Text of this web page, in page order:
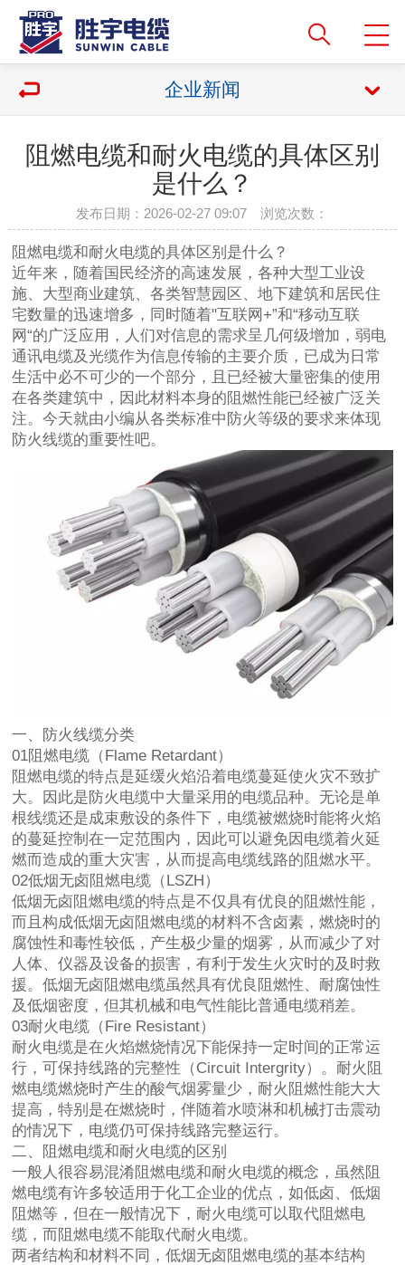
企业新闻
阻燃电缆和耐火电缆的具体区别
是什么？
发布日期：2026-02-27 09:07 浏览次数：
阻燃电缆和耐火电缆的具体区别是什么？
近年来，随着国民经济的高速发展，各种大型工业设
施、大型商业建筑、各类智慧园区、地下建筑和居民住
宅数量的迅速增多，同时随着"互联网+”和“移动互联
网“的广泛应用，人们对信息的需求呈几何级增加，弱电
通讯电缆及光缆作为信息传输的主要介质，已成为日常
生活中必不可少的一个部分，且已经被大量密集的使用
在各类建筑中，因此材料本身的阻燃性能已经被广泛关
注。今天就由小编从各类标准中防火等级的要求来体现
防火线缆的重要性吧。
一、防火线缆分类
01阻燃电缆（Flame Retardant）
阻燃电缆的特点是延缓火焰沿着电缆蔓延使火灾不致扩
大。因此是防火电缆中大量采用的电缆品种。无论是单
根线缆还是成束敷设的条件下，电缆被燃烧时能将火焰
的蔓延控制在一定范围内，因此可以避免因电缆着火延
燃而造成的重大灾害，从而提高电缆线路的阻燃水平。
02低烟无卤阻燃电缆（LSZH）
低烟无卤阻燃电缆的特点是不仅具有优良的阻燃性能，
而且构成低烟无卤阻燃电缆的材料不含卤素，燃烧时的
腐蚀性和毒性较低，产生极少量的烟雾，从而减少了对
人体、仪器及设备的损害，有利于发生火灾时的及时救
援。低烟无卤阻燃电缆虽然具有优良阻燃性、耐腐蚀性
及低烟密度，但其机械和电气性能比普通电缆稍差。
03耐火电缆（Fire Resistant）
耐火电缆是在火焰燃烧情况下能保持一定时间的正常运
行，可保持线路的完整性（Circuit Intergrity）。耐火阻
燃电缆燃烧时产生的酸气烟雾量少，耐火阻燃性能大大
提高，特别是在燃烧时，伴随着水喷淋和机械打击震动
的情况下，电缆仍可保持线路完整运行。
二、阻燃电缆和耐火电缆的区别
一般人很容易混淆阻燃电缆和耐火电缆的概念，虽然阻
燃电缆有许多较适用于化工企业的优点，如低卤、低烟
阻燃等，但在一般情况下，耐火电缆可以取代阻燃电
缆，而阻燃电缆不能取代耐火电缆。
两者结构和材料不同，低烟无卤阻燃电缆的基本结构